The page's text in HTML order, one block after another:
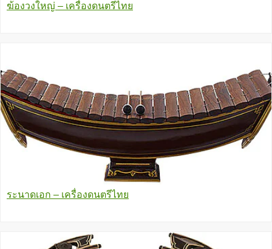
ฆ้องวงใหญ่ – เครื่องดนตรีไทย
ระนาดเอก – เครื่องดนตรีไทย